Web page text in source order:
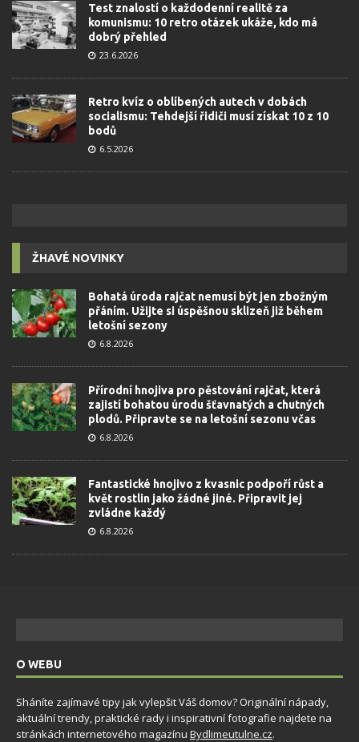
Test znalostí o každodenní realitě za
komunismu: 10 retro otázek ukáže, kdo má
dobrý přehled
23.6.2026
Retro kvíz o oblíbených autech v dobách
socialismu: Tehdejší řidiči musí získat 10 z 10
bodů
6.5.2026
ŽHAVÉ NOVINKY
Bohatá úroda rajčat nemusí být jen zbožným
přáním. Užijte si úspěšnou sklizeň již během
letošní sezony
6.8.2026
Přírodní hnojiva pro pěstování rajčat, která
zajistí bohatou úrodu šťavnatých a chutných
plodů. Připravte se na letošní sezonu včas
6.8.2026
Fantastické hnojivo z kvasnic podpoří růst a
květ rostlin jako žádné jiné. Připravit jej
zvládne každý
6.8.2026
O WEBU
Sháníte zajímavé tipy jak vylepšit Váš domov? Originální nápady,
aktuální trendy, praktické rady i inspirativní fotografie najdete na
stránkách internetového magazínu Bydlimeutulne.cz.